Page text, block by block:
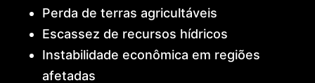
Perda de terras agricultáveis
Escassez de recursos hídricos
Instabilidade econômica em regiões
afetadas